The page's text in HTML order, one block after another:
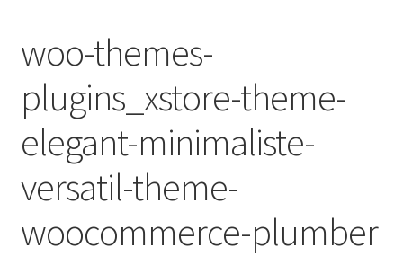
woo-themes-
plugins_xstore-theme-
elegant-minimaliste-
versatil-theme-
woocommerce-plumber